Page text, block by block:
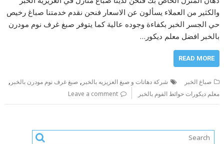
والكثير من العملاء يسألون عن الاسعار فنحن نقدم خدمتنا صباغ رخيص
حي الجسر الخبر بكفاءة وجوده عالية كما يتوفر صبغ غرف نوم مودرن
بالخبر افضل معلم ديكور…
READ MORE
صباغ الخبر شركة دهانات و صبغ العزيزيه بالخبر ,صبغ غرف نوم مودرن بالخبر ,
معلم ديكورات حوائط الفوم بالخبر Leave a comment